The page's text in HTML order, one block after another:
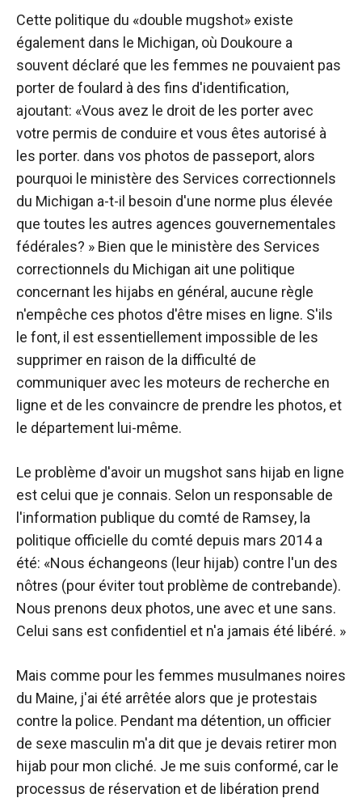
Cette politique du «double mugshot» existe
également dans le Michigan, où Doukoure a
souvent déclaré que les femmes ne pouvaient pas
porter de foulard à des fins d'identification,
ajoutant: «Vous avez le droit de les porter avec
votre permis de conduire et vous êtes autorisé à
les porter. dans vos photos de passeport, alors
pourquoi le ministère des Services correctionnels
du Michigan a-t-il besoin d'une norme plus élevée
que toutes les autres agences gouvernementales
fédérales? » Bien que le ministère des Services
correctionnels du Michigan ait une politique
concernant les hijabs en général, aucune règle
n'empêche ces photos d'être mises en ligne. S'ils
le font, il est essentiellement impossible de les
supprimer en raison de la difficulté de
communiquer avec les moteurs de recherche en
ligne et de les convaincre de prendre les photos, et
le département lui-même.
Le problème d'avoir un mugshot sans hijab en ligne
est celui que je connais. Selon un responsable de
l'information publique du comté de Ramsey, la
politique officielle du comté depuis mars 2014 a
été: «Nous échangeons (leur hijab) contre l'un des
nôtres (pour éviter tout problème de contrebande).
Nous prenons deux photos, une avec et une sans.
Celui sans est confidentiel et n'a jamais été libéré. ​​»
Mais comme pour les femmes musulmanes noires
du Maine, j'ai été arrêtée alors que je protestais
contre la police. Pendant ma détention, un officier
de sexe masculin m'a dit que je devais retirer mon
hijab pour mon cliché. Je me suis conformé, car le
processus de réservation et de libération prend